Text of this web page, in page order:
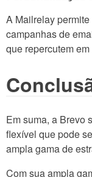
A Mailrelay
campanhas de
que repercutem
Em suma, a Brevo
flexível que pode
ampla gama de
Com sua ampla